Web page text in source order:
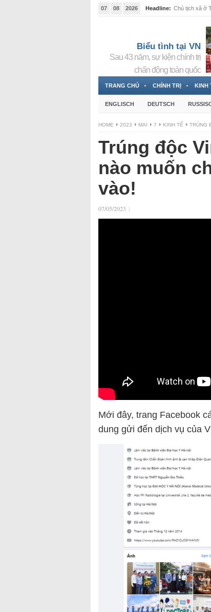
07 08 2026 Headline: Chủ tịch xã ở
Biểu tình tại VN
Sau 43 năm, sự kiện chính trị
chấn động toàn quốc
TRANG CHỦ CHÍNH TRỊ KINH
ENGLISCH DEUTSCH
HOME 2023 MAI 7 KINH TẾ TRÚNG
Trúng độc
nào muốn
vào!
07/05/2023 |
Mới đây, trang Facebook
dung gửi đến dịch vụ của